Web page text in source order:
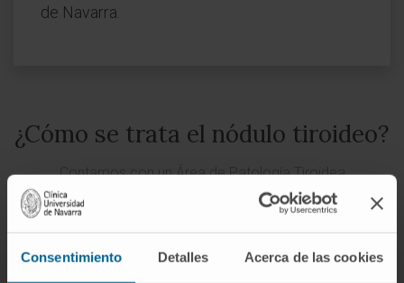
Consentimiento Detalles Acerca de las cookies
de Navarra.
¿Cómo se trata el nódulo tiroideo?
Contamos con un Área de Patología Tiroidea
especializado en los problemas de tiroides